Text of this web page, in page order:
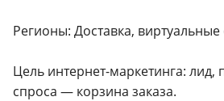
Регионы: Доставка,
Цель интернет-маркетинга:
спроса — корзина заказа.